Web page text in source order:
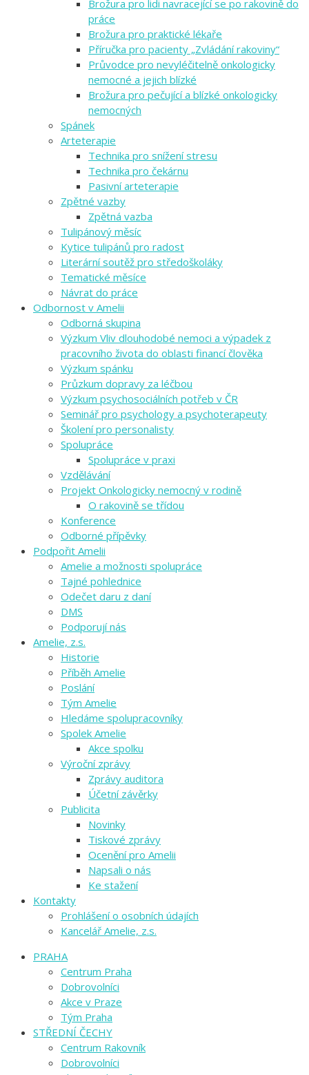
Brožura pro lidi navracející se po rakovině do
práce
Brožura pro praktické lékaře
Příručka pro pacienty „Zvládání rakoviny“
Průvodce pro nevyléčitelně onkologicky
nemocné a jejich blízké
Brožura pro pečující a blízké onkologicky
nemocných
Spánek
Arteterapie
Technika pro snížení stresu
Technika pro čekárnu
Pasivní arteterapie
Zpětné vazby
Zpětná vazba
Tulipánový měsíc
Kytice tulipánů pro radost
Literární soutěž pro středoškoláky
Tematické měsíce
Návrat do práce
Odbornost v Amelii
Odborná skupina
Výzkum Vliv dlouhodobé nemoci a výpadek z
pracovního života do oblasti financí člověka
Výzkum spánku
Průzkum dopravy za léčbou
Výzkum psychosociálních potřeb v ČR
Seminář pro psychology a psychoterapeuty
Školení pro personalisty
Spolupráce
Spolupráce v praxi
Vzdělávání
Projekt Onkologicky nemocný v rodině
O rakovině se třídou
Konference
Odborné přípěvky
Podpořit Amelii
Amelie a možnosti spolupráce
Tajné pohlednice
Odečet daru z daní
DMS
Podporují nás
Amelie, z.s.
Historie
Příběh Amelie
Poslání
Tým Amelie
Hledáme spolupracovníky
Spolek Amelie
Akce spolku
Výroční zprávy
Zprávy auditora
Účetní závěrky
Publicita
Novinky
Tiskové zprávy
Ocenění pro Amelii
Napsali o nás
Ke stažení
Kontakty
Prohlášení o osobních údajích
Kancelář Amelie, z.s.
PRAHA
Centrum Praha
Dobrovolníci
Akce v Praze
Tým Praha
STŘEDNÍ ČECHY
Centrum Rakovník
Dobrovolníci